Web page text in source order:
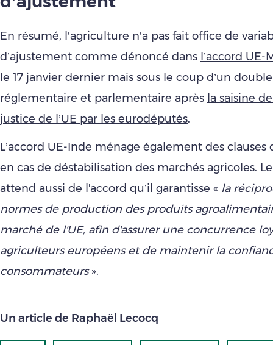
En résumé, l’agriculture n’a pas fait office de
d’ajustement comme dénoncé dans l’accord
le 17 janvier dernier mais sous le coup d’un
réglementaire et parlementaire après la saisine
justice de l’UE par les eurodéputés.
L’accord UE-Inde ménage également des clauses
en cas de déstabilisation des marchés agricoles.
attend aussi de l'accord qu’il garantisse « la
normes de production des produits
marché de l'UE, afin d'assurer une concurrence
agriculteurs européens et de maintenir la
consommateurs».
Un article de Raphaël Lecocq